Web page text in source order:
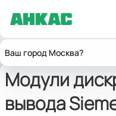
Ваш город Москва?
Главнаявывода
Модули
вывода